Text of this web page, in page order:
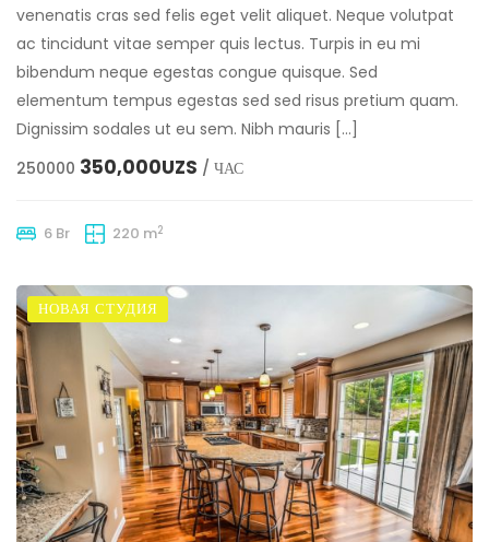
venenatis cras sed felis eget velit aliquet. Neque volutpat
ac tincidunt vitae semper quis lectus. Turpis in eu mi
bibendum neque egestas congue quisque. Sed
elementum tempus egestas sed sed risus pretium quam.
Dignissim sodales ut eu sem. Nibh mauris […]
250000 350,000UZS / ЧАС
6 Br 220 m2
НОВАЯ СТУДИЯ